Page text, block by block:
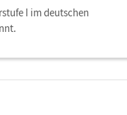
I im deutschen